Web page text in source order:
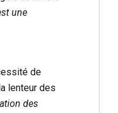
une
de
lenteur des
des